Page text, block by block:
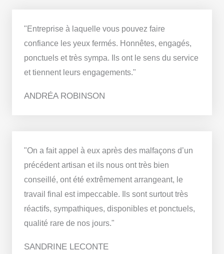
"Entreprise à laquelle vous pouvez faire
confiance les yeux fermés. Honnêtes, engagés,
ponctuels et très sympa. Ils ont le sens du service
et tiennent leurs engagements."
ANDRÉA ROBINSON
"On a fait appel à eux après des malfaçons d’un
précédent artisan et ils nous ont très bien
conseillé, ont été extrêmement arrangeant, le
travail final est impeccable. Ils sont surtout très
réactifs, sympathiques, disponibles et ponctuels,
qualité rare de nos jours."
SANDRINE LECONTE